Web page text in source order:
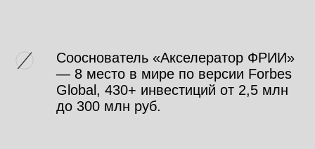
Сооснователь «Акселератор ФРИИ»‎
— 8 место в мире по версии Forbes
Global, 430+ инвестиций от 2,5 млн
до 300 млн руб.